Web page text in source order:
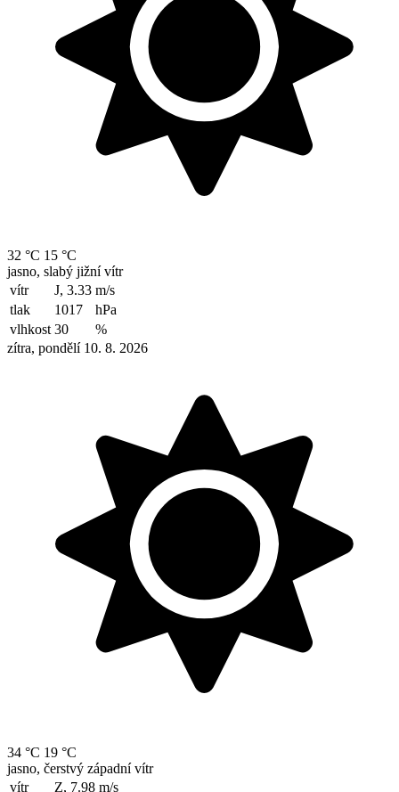
32 °C 15 °C
jasno, slabý jižní vítr
vítr
J, 3.33 m/s
tlak
1017
hPa
vlhkost 30
%
zítra, pondělí 10. 8. 2026
34 °C 19 °C
jasno, čerstvý západní vítr
vítr
Z, 7.98 m/s